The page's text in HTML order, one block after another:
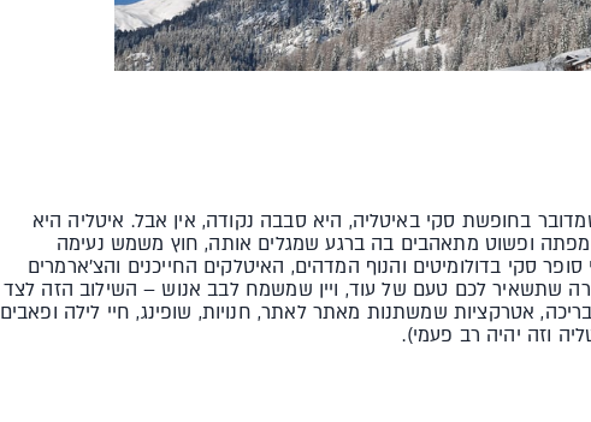
בחופשת סקי באיטליה, היא סבבה נקודה, אין אבל. איטליה היא
מפתה ופשוט מתאהבים בה ברגע שמגלים אותה, חוץ משמש נעימה
סקי בדולומיטים והנוף המדהים, האיטלקים החייכנים והצ'ארמרים
שתשאיר לכם טעם של עוד, ויין שמשמח לבב אנוש – השילוב הזה לצד
אטרקציות שמשתנות מאתר לאתר, חנויות, שופינג, חיי לילה ופאבים
וזה יהיה רב פעמי).